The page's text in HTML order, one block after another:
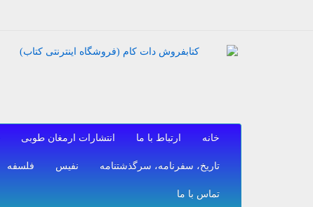
خانه ارتباط با ما انتشارات ارمغان طوبی
تاریخ، سفرنامه، سرگذشتنامه نفیس فلسفه
تماس با ما